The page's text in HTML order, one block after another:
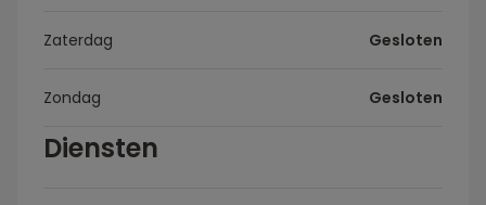
Zaterdag Gesloten
Zondag Gesloten
Diensten